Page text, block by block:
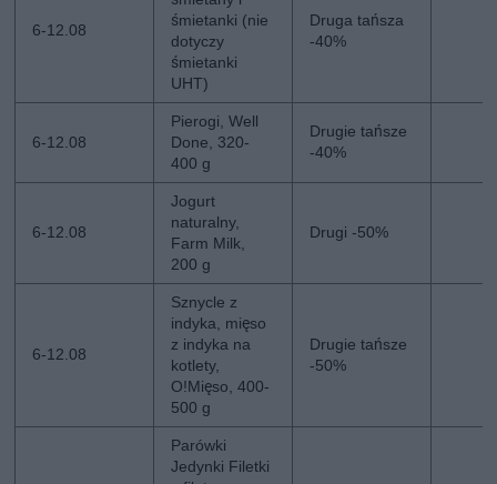
6-12.08
śmietanki (nie
dotyczy
śmietanki
UHT)
Druga tańsza
-40%
6-12.08
Pierogi, Well
Done, 320-
400 g
Drugie tańsze
-40%
6-12.08
Jogurt
naturalny,
Farm Milk,
200 g
Drugi -50%
6-12.08
Sznycle z
indyka, mięso
z indyka na
kotlety,
O!Mięso, 400-
500 g
Drugie tańsze
-50%
Parówki
Jedynki Filetki